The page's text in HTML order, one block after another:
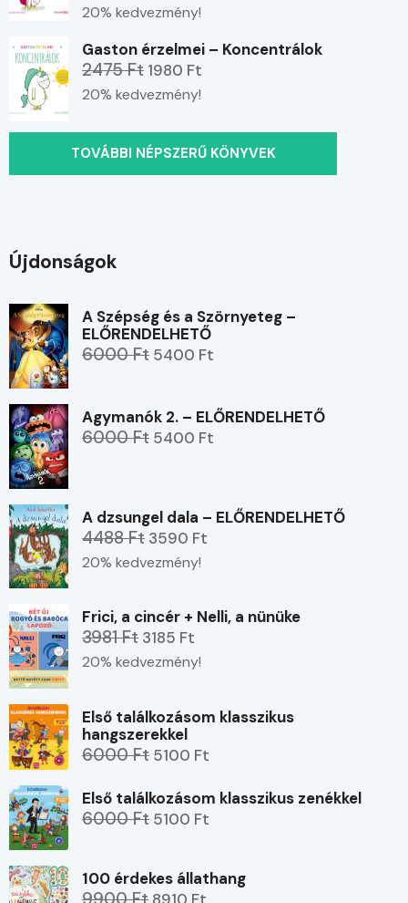
20% kedvezmény!
Gaston érzelmei – Koncentrálok
2475 Ft 1980 Ft
20% kedvezmény!
TOVÁBBI NÉPSZERŰ KÖNYVEK
Újdonságok
A Szépség és a Szörnyeteg –
ELŐRENDELHETŐ
6000 Ft 5400 Ft
Agymanók 2. – ELŐRENDELHETŐ
6000 Ft 5400 Ft
A dzsungel dala – ELŐRENDELHETŐ
4488 Ft 3590 Ft
20% kedvezmény!
Frici, a cincér + Nelli, a nünüke
3981 Ft 3185 Ft
20% kedvezmény!
Első találkozásom klasszikus
hangszerekkel
6000 Ft 5100 Ft
Első találkozásom klasszikus zenékkel
6000 Ft 5100 Ft
100 érdekes állathang